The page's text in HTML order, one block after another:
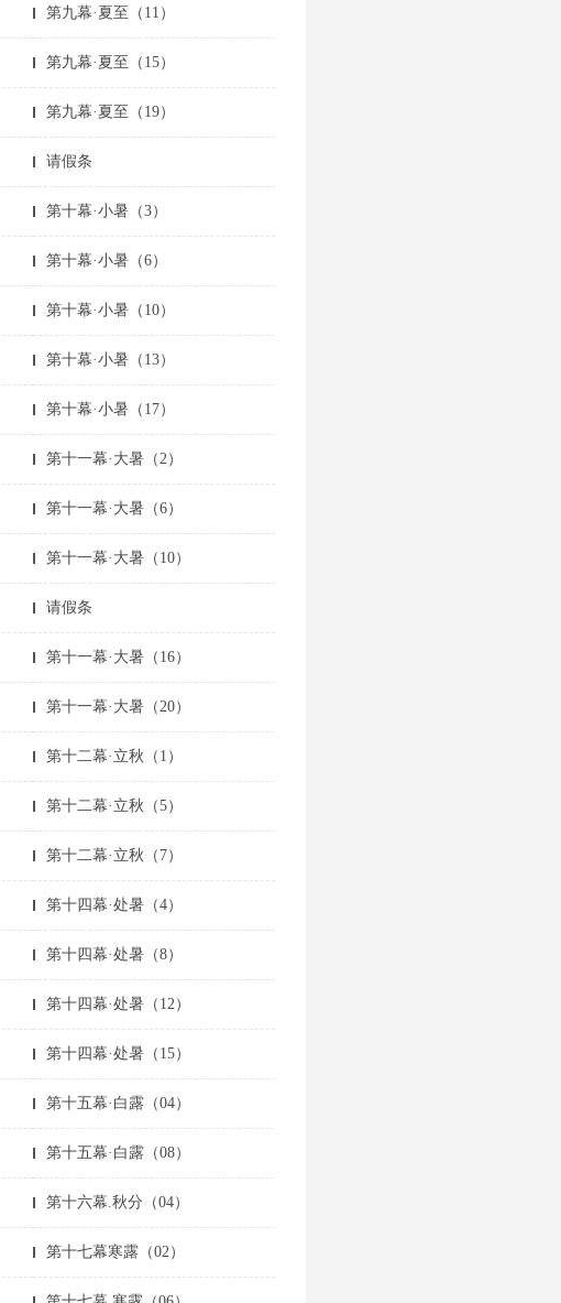
第九幕·夏至（11）
第九幕·夏至（15）
第九幕·夏至（19）
请假条
第十幕·小暑（3）
第十幕·小暑（6）
第十幕·小暑（10）
第十幕·小暑（13）
第十幕·小暑（17）
第十一幕·大暑（2）
第十一幕·大暑（6）
第十一幕·大暑（10）
请假条
第十一幕·大暑（16）
第十一幕·大暑（20）
第十二幕·立秋（1）
第十二幕·立秋（5）
第十二幕·立秋（7）
第十四幕·处暑（4）
第十四幕·处暑（8）
第十四幕·处暑（12）
第十四幕·处暑（15）
第十五幕·白露（04）
第十五幕·白露（08）
第十六幕.秋分（04）
第十七幕寒露（02）